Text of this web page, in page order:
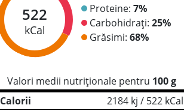
522
kCal
Proteine: 7%
Carbohidrați: 25%
Grăsimi: 68%
Valori medii nutriționale pentru 100 g
Calorii
2184 kj / 522 kCal